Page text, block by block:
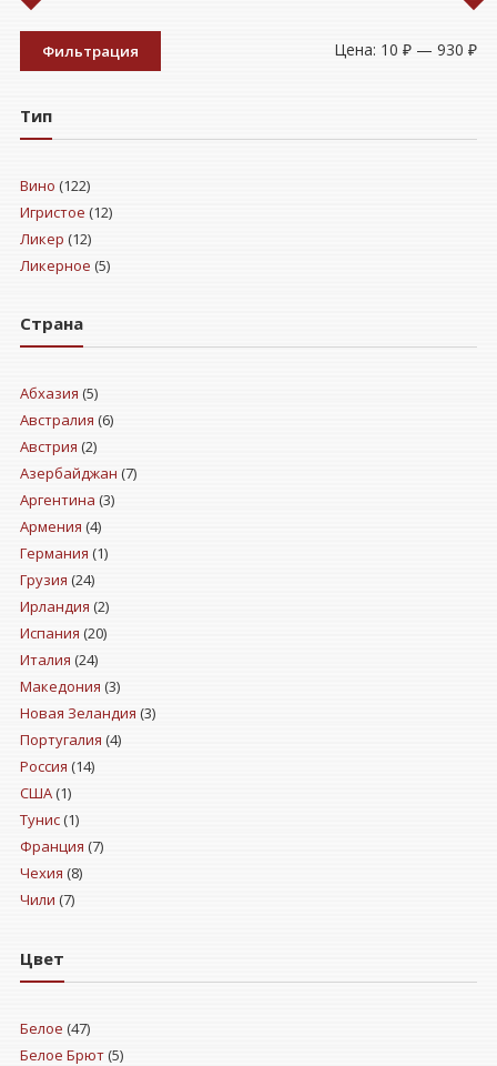
Фильтрация Цена: 10 ₽ —930 ₽
Тип
Вино (122)
Игристое (12)
Ликер (12)
Ликерное (5)
Страна
Абхазия (5)
Австралия (6)
Австрия (2)
Азербайджан (7)
Аргентина (3)
Армения (4)
Германия (1)
Грузия (24)
Ирландия (2)
Испания (20)
Италия (24)
Македония (3)
Новая Зеландия (3)
Португалия (4)
Россия (14)
США(1)
Тунис(1)
Франция (7)
Чехия (8)
Чили (7)
Цвет
Белое (47)
Белое Брют(5)